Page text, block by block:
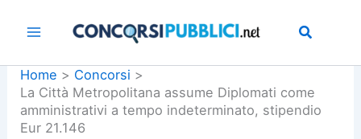
Home
Concorsi
La Città Metropolitana assume Diplomati come
amministrativi a tempo indeterminato, stipendio
Eur 21.146